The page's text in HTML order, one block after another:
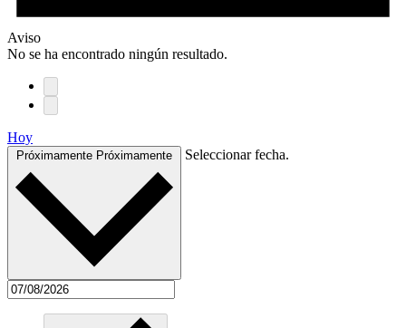
Aviso
No se ha encontrado ningún resultado.
Hoy
Próximamente Próximamente Seleccionar fecha.